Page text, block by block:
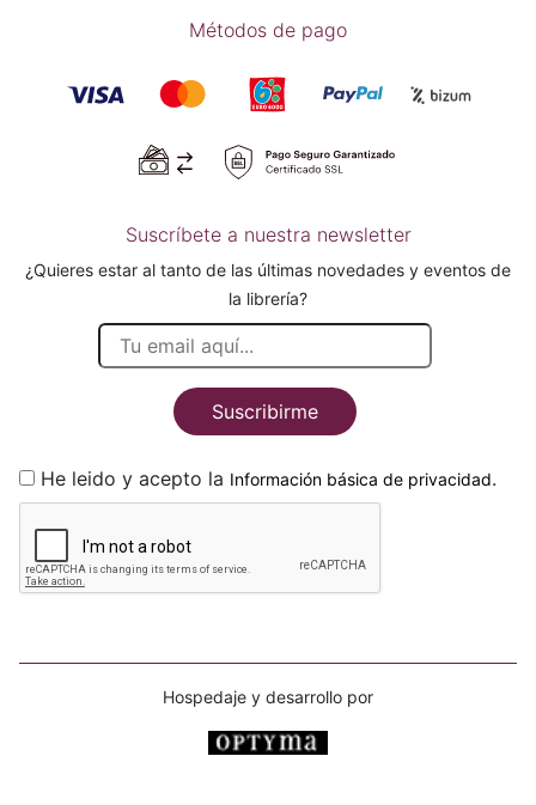
Métodos de pago
Suscríbete a nuestra newsletter
¿Quieres estar al tanto de las últimas novedades y eventos de
la librería?
Suscribirme
He leido y acepto la Información básica de privacidad.
Hospedaje y desarrollo por